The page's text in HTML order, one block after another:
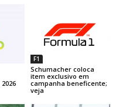
F1
Schumacher coloca
item exclusivo em
campanha beneficente;
veja